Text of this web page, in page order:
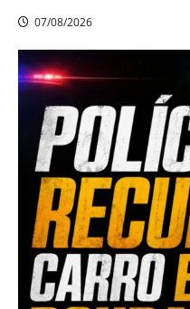
07/08/2026